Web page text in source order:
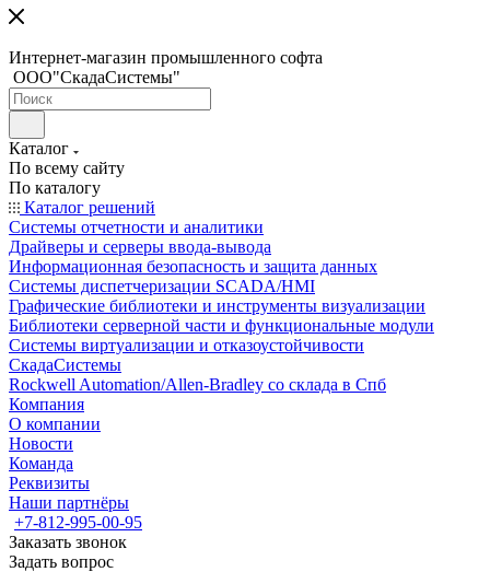
Интернет-магазин промышленного софта
ООО"СкадаСистемы"
Каталог
По всему сайту
По каталогу
Каталог решений
Системы отчетности и аналитики
Драйверы и серверы ввода-вывода
Информационная безопасность и защита данных
Системы диспетчеризации SCADA/HMI
Графические библиотеки и инструменты визуализации
Библиотеки серверной части и функциональные модули
Системы виртуализации и отказоустойчивости
СкадаСистемы
Rockwell Automation/Allen-Bradley со склада в Спб
Компания
О компании
Новости
Команда
Реквизиты
Наши партнёры
+7-812-995-00-95
Заказать звонок
Задать вопрос